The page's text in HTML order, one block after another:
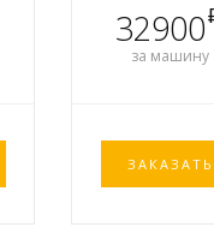
32900
за машину
ЗАКАЗАТЬ